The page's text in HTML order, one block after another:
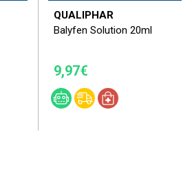
QUALIPHAR
Balyfen Solution 20ml
9,97€